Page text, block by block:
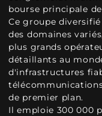
bourse principale
Ce groupe
des domaines
plus grands
détaillants au
d'infrastructures
de premier plan.
Il emploie 300 000